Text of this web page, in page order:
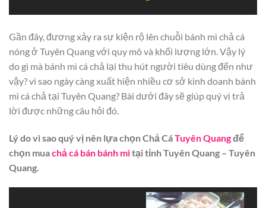
Gần đây, đương xảy ra sự kiện rộ lên chuỗi bánh mì chả cá
nóng ở Tuyên Quang với quy mô và khối lượng lớn. Vậy lý
do gì mà bánh mì cá chả lại thu hút người tiêu dùng đến như
vậy? vì sao ngày càng xuất hiện nhiều cơ sở kinh doanh bánh
mì cá chả tại Tuyên Quang? Bài dưới đây sẽ giúp quý vị trả
lời được những câu hỏi đó.
Lý do vì sao quý vị nên lựa chọn Chả CáTuyên Quangđể
chọn muachả cá bán bánh mìtại tỉnh Tuyên Quang – Tuyên
Quang.